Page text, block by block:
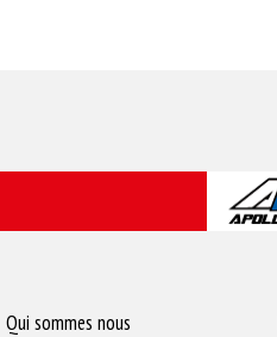
Qui sommes nous